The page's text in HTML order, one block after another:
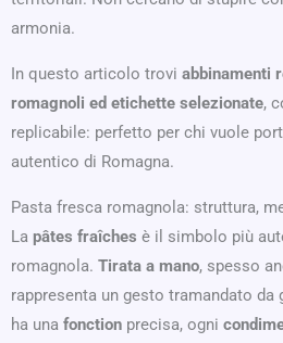
armonia.
In questo articolo trovi abbinamenti
romagnoli ed etichette selezionate,
replicabile: perfetto per chi vuole
autentico di Romagna.
Pasta fresca romagnola: struttura,
La pâtes fraîches è il simbolo più
romagnola. Tirata a mano, spesso
rappresenta un gesto tramandato da
ha una fonction precisa, ogni